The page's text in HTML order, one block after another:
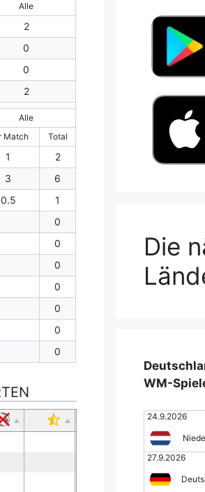
Alle
2
0
0
2
Alle
Match Total
1
2
3
6
0.5
1
0
0
0
0
0
0
0
Die
WM-
24.9.2026
27.9.2026